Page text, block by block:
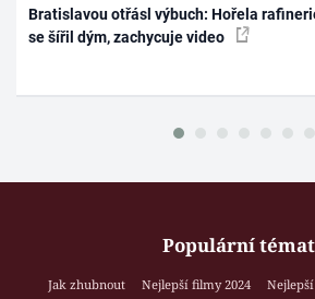
Bratislavou otřásl výbuch: Hořela
se šířil dým, zachycuje video
Populární
Jak zhubnout Nejlepší filmy 2024